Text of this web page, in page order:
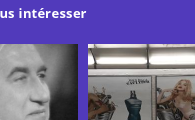
intéresser